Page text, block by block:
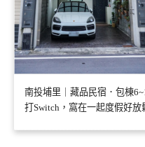
南投埔里｜藏品民宿．包棟
打Switch，窩在一起度假好放